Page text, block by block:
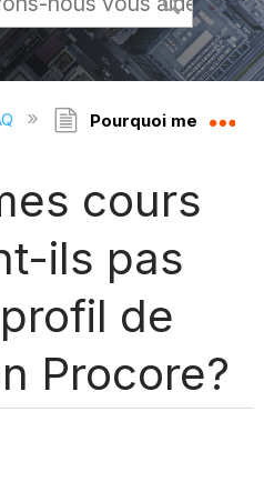
la hiérarchie
Pourquoi mes
cours
ils pas
de
Procore?